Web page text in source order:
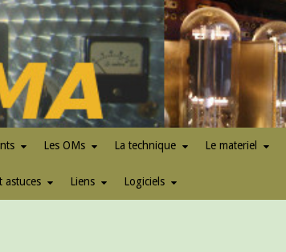
Les OMs La technique Le materiel
astuces Liens Logiciels